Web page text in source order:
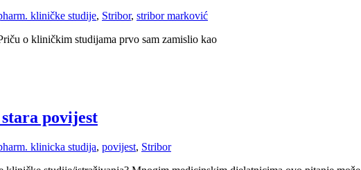
kliničke studije, Stribor, stribor marković
o kliničkim studijama prvo sam zamislio kao
povijest
klinicka studija, povijest, Stribor